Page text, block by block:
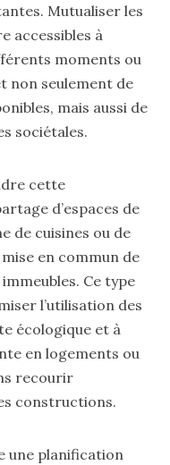
Mutualiser les
accessibles à
moments ou
non seulement de
mais aussi de
sociétales.
cette
d’espaces de
de cuisines ou de
en commun de
Ce type
l’utilisation des
écologique et à
en logements ou
recourir
constructions.
une planification